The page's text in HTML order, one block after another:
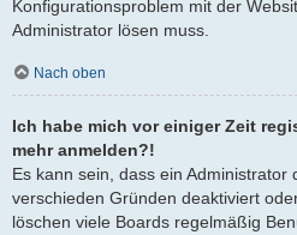
Konfigurationsproblem mit der
Administrator lösen muss.
Nach oben
Ich habe mich vor einiger Zeit
mehr anmelden?!
Es kann sein, dass ein Administrator
verschieden Gründen deaktiviert
löschen viele Boards regelmäßig